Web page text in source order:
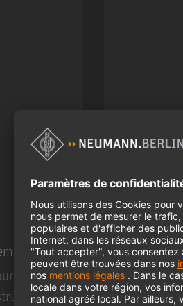
MCM
la prise
Le